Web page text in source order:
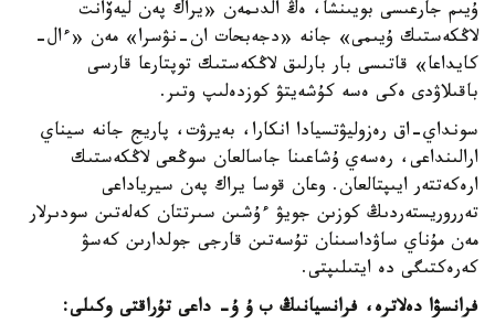
ۇيىم جارعىسى بويىنشا، ەڭ الدىمەن «يراك پەن ليەۆانت
لاڭكەستىك ۇيىمى» جانە «دجەبحات ان-نۋسرا» مەن «ءال-
كايداعا» قاتىسى بار بارلىق لاڭكەستىك توپتارعا قارسى
باقىلاۋدى ەكى ەسە كۇشەيتۋ كوزدەلىپ وتىر.
سونداي-اق رەزوليۋتسيادا انكارا، بەيرۋت، پاريج جانە سيناي
ارالىنداعى، رەسەي ۇشاعىنا جاسالعان سوڭعى لاڭكەستىك
ارەكەتتەر ايىپتالعان. وعان قوسا يراك پەن سيرياداعى
تەرروريستەردىڭ كوزىن جويۋ ءۇشىن سىرتتان كەلەتىن سودىرلار
مەن مۇناي ساۋداسىنان تۇسەتىن قارجى جولدارىن كەسۋ
كەرەكتىگى دە ايتىلىپتى.
فرانسۋا دەلاترە، فرانسيانىڭ ب ۇ ۇ- داعى تۇراقتى وكىلى: